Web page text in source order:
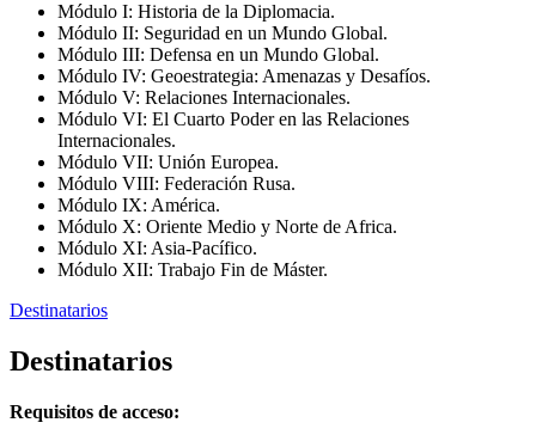
Módulo I: Historia de la Diplomacia.
Módulo II: Seguridad en un Mundo Global.
Módulo III: Defensa en un Mundo Global.
Módulo IV: Geoestrategia: Amenazas y Desafíos.
Módulo V: Relaciones Internacionales.
Módulo VI: El Cuarto Poder en las Relaciones
Internacionales.
Módulo VII: Unión Europea.
Módulo VIII: Federación Rusa.
Módulo IX: América.
Módulo X: Oriente Medio y Norte de Africa.
Módulo XI: Asia-Pacífico.
Módulo XII: Trabajo Fin de Máster.
Destinatarios
Destinatarios
Requisitos de acceso: